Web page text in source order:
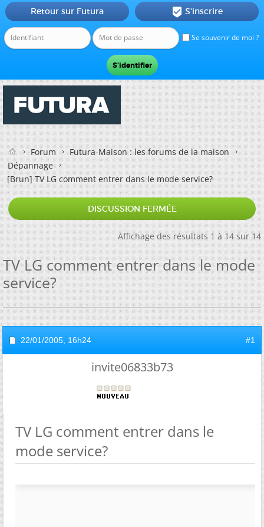
Se souvenir de moi ?
Retour sur Futura  S'inscrire
Forum
Futura-Maison : les forums de la maison
Dépannage
[Brun]TV LG comment entrer dans le mode service?
DISCUSSION FERMÉE
Affichage des résultats 1 à 14 sur 14
TV LG comment entrer dans le mode
service?
22/01/2005, 16h24 #1
invite06833b73
TV LG comment entrer dans le
mode service?